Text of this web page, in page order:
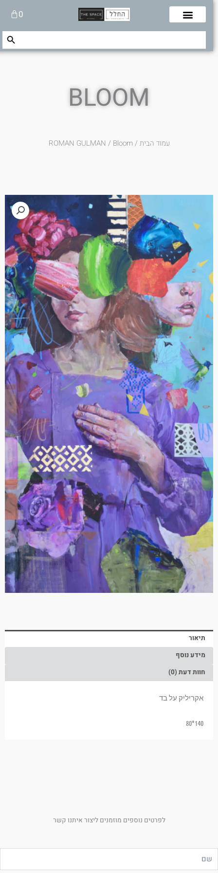
0עגלת
קניות
Search
Search Button
BLOOM
עמוד הבית/
ROMAN GULMAN/ Bloom
תיאור
מידע נוסף
חוות דעת (0)
אקריליק על בד
140*80
לפרטים נוספים מוזמנים ליצור איתנו קשר